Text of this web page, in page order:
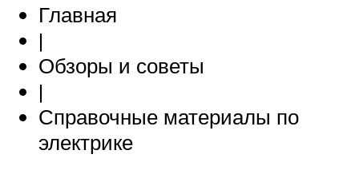
Главная
|
Обзоры и советы
|
Справочные материалы по
электрике